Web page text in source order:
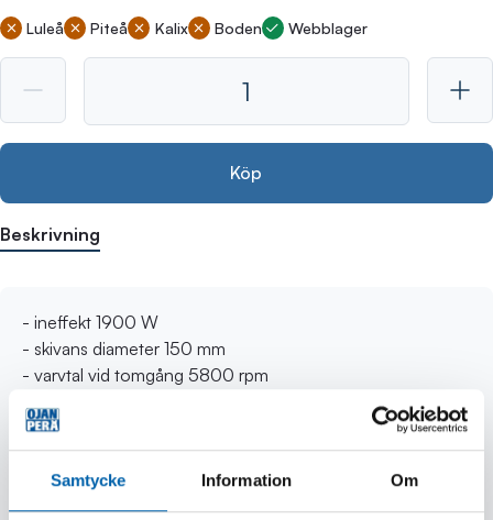
Samtycke Information Om
Luleå Piteå Kalix Boden Webblager
Köp
Beskrivning
- ineffekt 1900 W
- skivans diameter 150 mm
- varvtal vid tomgång 5800 rpm
- sågdjup 0 - 45 mm
- reglering av sågdjup
- spindellåsning
- anslutning för dammsugskoppling